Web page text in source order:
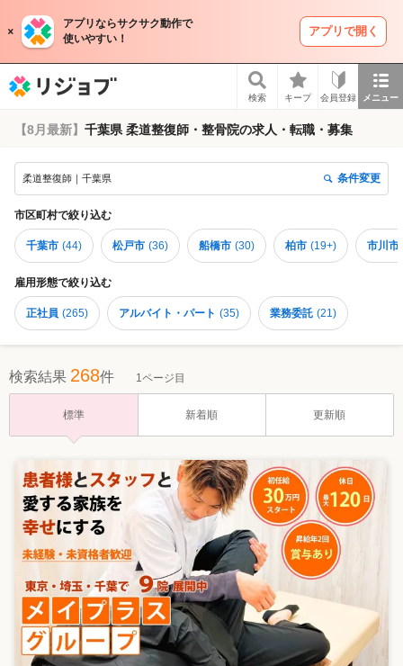
アプリならサクサク動作で
使いやすい！
アプリで開く
検索 キープ 会員登録 メニュー
【8月最新】 千葉県 柔道整復師・整骨院の求人・転職・募集
柔道整復師｜千葉県 条件変更
市区町村で絞り込む
千葉市 (44) 松戸市 (36) 船橋市 (30) 柏市 (19+) 市川市
雇用形態で絞り込む
正社員 (265) アルバイト・パート (35) 業務委託 (21)
検索結果 268件 1ページ目
標準 新着順 更新順